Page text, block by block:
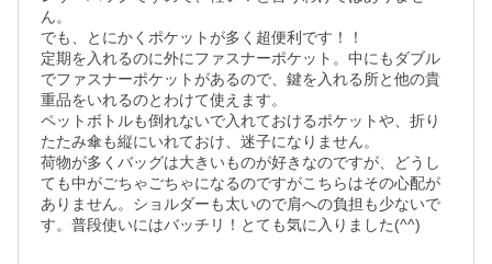
ん。
でも、とにかくポケットが多く超便利です！！
定期を入れるのに外にファスナーポケット。中にもダブル
でファスナーポケットがあるので、鍵を入れる所と他の貴
重品をいれるのとわけて使えます。
ペットボトルも倒れないで入れておけるポケットや、折り
たたみ傘も縦にいれておけ、迷子になりません。
荷物が多くバッグは大きいものが好きなのですが、どうし
ても中がごちゃごちゃになるのですがこちらはその心配が
ありません。ショルダーも太いので肩への負担も少ないで
す。普段使いにはバッチリ！とても気に入りました(^^)